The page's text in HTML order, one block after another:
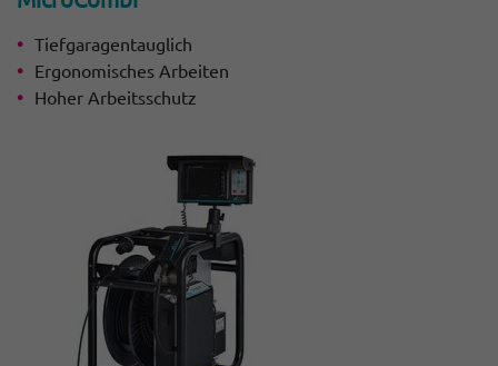
Tiefgaragentauglich
Ergonomisches Arbeiten
Hoher Arbeitsschutz